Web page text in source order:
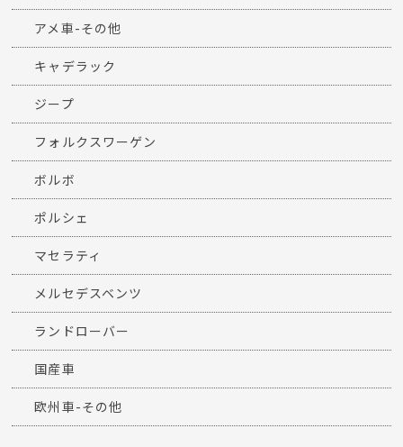
アメ車-その他
キャデラック
ジープ
フォルクスワーゲン
ボルボ
ポルシェ
マセラティ
メルセデスベンツ
ランドローバー
国産車
欧州車-その他